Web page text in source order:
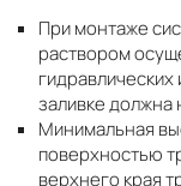
При монтаже
раствором
заливке должна
Минимальная
поверхностью
верхнего края